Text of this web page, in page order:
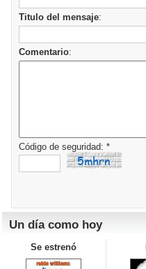
Titulo del mensaje:
Comentario:
Código de seguridad: *
Un día como hoy
Se estrenó